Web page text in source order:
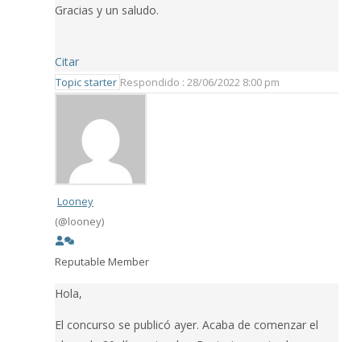
Gracias y un saludo.
Citar
Topic starter Respondido : 28/06/2022 8:00 pm
Looney
(@looney)
Reputable Member
Hola,
El concurso se publicó ayer. Acaba de comenzar el